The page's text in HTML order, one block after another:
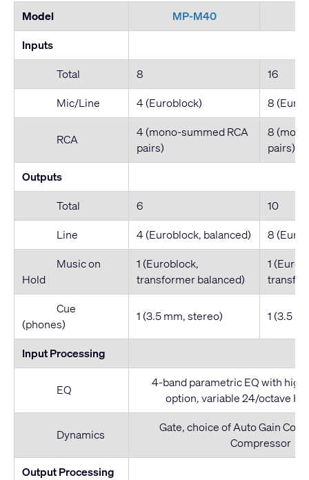
Model MP-M40
Inputs
Total
8
16
Mic/Line
4 (Euroblock) 8
RCA
4 (mono-summed RCA
pairs)
8
pairs)
Outputs
Total
6
10
Line
4 (Euroblock, balanced)
8
Music on
Hold
1 (Euroblock,
transformer balanced)
1
Cue
(phones)
1 (3.5 mm, stereo) 1 (3.5
Input Processing
EQ
4-band parametric EQ with
option, variable 24/octave
Dynamics
Gate, choice of Auto Gain
Compressor
Output Processing